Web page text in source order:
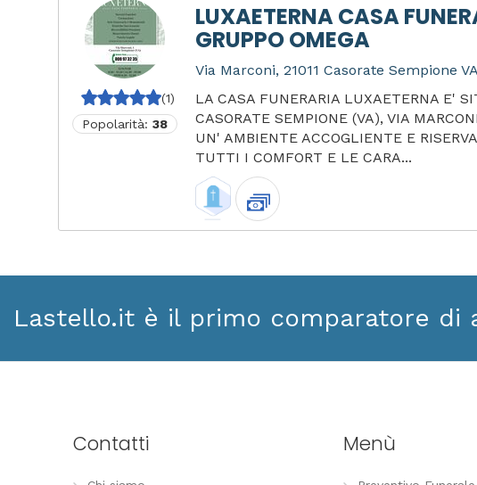
(1)
Popolarità:38
LUXAETERNA CASA
GRUPPO OMEGA
Via Marconi, 21011 Casorate Sempione
LA CASA FUNERARIA LUXAETERNA E'
CASORATE SEMPIONE (VA), VIA
UN' AMBIENTE ACCOGLIENTE E
TUTTI I COMFORT E LE CARA...
Lastello.it è il primo comparatore di
Contatti Menù